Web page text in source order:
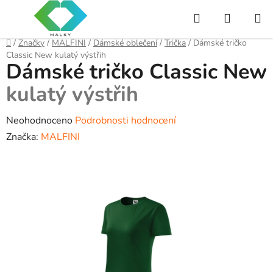
Hledat
KOŠÍK
Domů
/ Značky / MALFINI / Dámské oblečení / Trička / Dámské tričko
Classic New kulatý výstřih
Dámské tričko Classic New
kulatý výstřih
Průměrné
hodnocení
Neohodnoceno Podrobnosti hodnocení
Značka: MALFINI